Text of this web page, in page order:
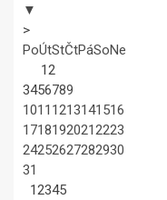
▼
>
PoÚtStČtPáSoNe
12
3456789
1011 1213141516
17181920212223
24252627282930
31
12345